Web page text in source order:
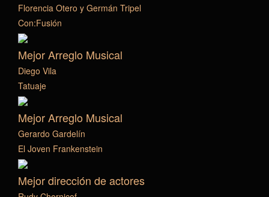
Florencia Otero y Germán Tripel
Con:Fusión
Mejor Arreglo Musical
Diego Vila
Tatuaje
Mejor Arreglo Musical
Gerardo Gardelín
El Joven Frankenstein
Mejor dirección de actores